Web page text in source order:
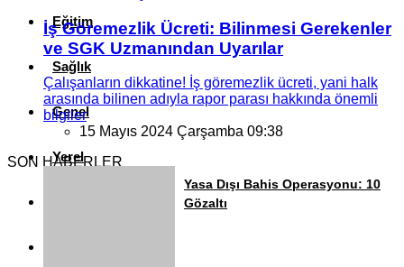
Eğitim
Sağlık
Genel
Yerel
İş Göremezlik Ücreti: Bilinmesi Gerekenler
ve SGK Uzmanından Uyarılar
Çalışanların dikkatine! İş göremezlik ücreti, yani halk
arasında bilinen adıyla rapor parası hakkında önemli
bilgiler
15 Mayıs 2024 Çarşamba 09:38
SON HABERLER
Yasa Dışı Bahis Operasyonu: 10
Gözaltı